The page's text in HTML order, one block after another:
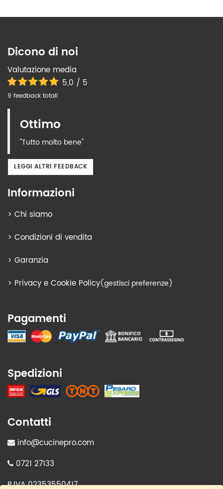
Dicono di noi
Valutazione media
5,0 / 5
9 feedback totali
Ottimo
"Tutto molto bene"
LEGGI ALTRI FEEDBACK
Informazioni
> Chi siamo
> Condizioni di vendita
> Garanzia
> Privacy e Cookie Policy(gestisci preferenze)
Pagamenti
Spedizioni
Contatti
info@cucinepro.com
0721 27133
P.IVA 02353550417